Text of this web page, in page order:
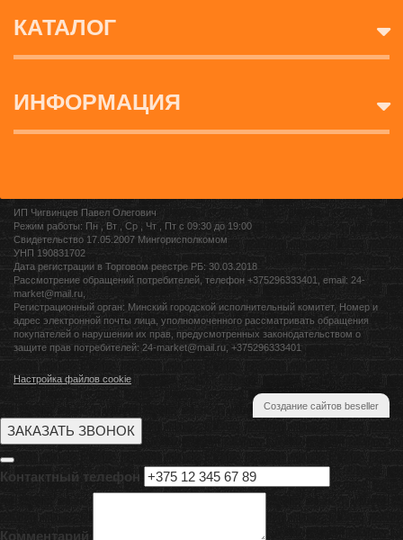
КАТАЛОГ
ИНФОРМАЦИЯ
ИП Чигвинцев Павел Олегович
Режим работы: Пн , Вт , Ср , Чт , Пт c 09:30 до 19:00
Свидетельство 17.05.2007 Мингорисполкомом
УНП 190831702
Дата регистрации в Торговом реестре РБ: 30.03.2018
Рассмотрение обращений потребителей, телефон +375296333401, email: 24-
market@mail.ru,
Регистрационный орган: Минский городской исполнительный комитет, Номер и
адрес электронной почты лица, уполномоченного рассматривать обращения
покупателей о нарушении их прав, предусмотренных законодательством о
защите прав потребителей: 24-market@mail.ru, +375296333401
Настройка файлов cookie
Создание сайтов beseller
ЗАКАЗАТЬ ЗВОНОК
Контактный телефон
Комментарий